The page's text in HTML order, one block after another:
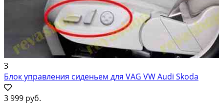
3
Блок управления сиденьем для VAG VW Audi Skoda
3 999 руб.